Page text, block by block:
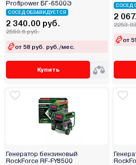
Profipower БГ-6500Э
СОСЕД ОБЗАВИДУЕТСЯ
2 340.00 руб.
2550.6 руб.
от 58 руб. руб./мес.
Купить
СОСЕД
2
от
Генератор бензиновый
RockForce RF-FY8500